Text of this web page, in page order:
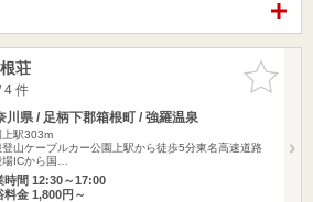
お気に入
りに追加
荘
件
川県 / 足柄下郡箱根町 / 強羅温泉
上駅303m
登山ケーブルカー公園上駅から徒歩5分東名高速道路
場ICから国…
時間 12:30～17:00
料金 1,800円～